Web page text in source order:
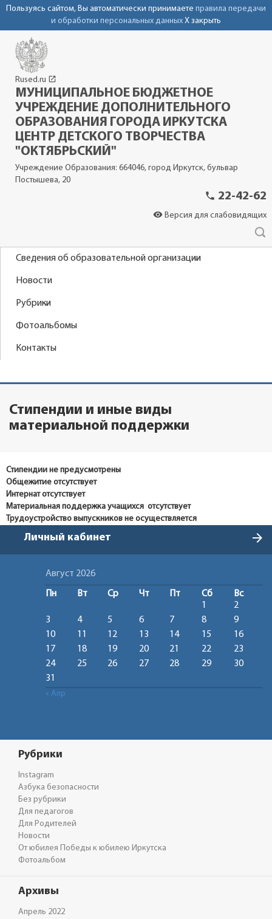
Пользуясь сайтом, Вы автоматически принимаете правила передачи
и обработки персональных данных X закрыть
Rused.ru launch
МУНИЦИПАЛЬНОЕ БЮДЖЕТНОЕ
УЧРЕЖДЕНИЕ ДОПОЛНИТЕЛЬНОГО
ОБРАЗОВАНИЯ ГОРОДА ИРКУТСКА
ЦЕНТР ДЕТСКОГО ТВОРЧЕСТВА
"ОКТЯБРЬСКИЙ"
Учреждение Образования: 664046, город Иркутск, бульвар
Постышева, 20
phone 22-42-62
visibility Версия для слабовидящих
Сведения об образовательной организации
Новости
Рубрики
Фотоальбомы
Контакты
Стипендии и иные виды
материальной поддержки
Стипендии не предусмотрены
Общежитие отсутствует
Интернат отсутствует
Материальная поддержка учащихся отсутствует
Трудоустройство выпускников не осуществляется
Личный кабинет arrow_forward
Август 2026
Пн Вт Ср Чт Пт Сб
Вс
1
2
3
4 5 6 7 8
9
10
11 12 13 14 15
16
17
18 19 20 21 22
23
24
25 26 27 28 29
30
31
« Апр
Рубрики
Instagram
Азбука безопасности
Без рубрики
Для педагогов
Для Родителей
Новости
От юбилея Победы к юбилею Иркутска
Фотоальбом
Архивы
Апрель 2022